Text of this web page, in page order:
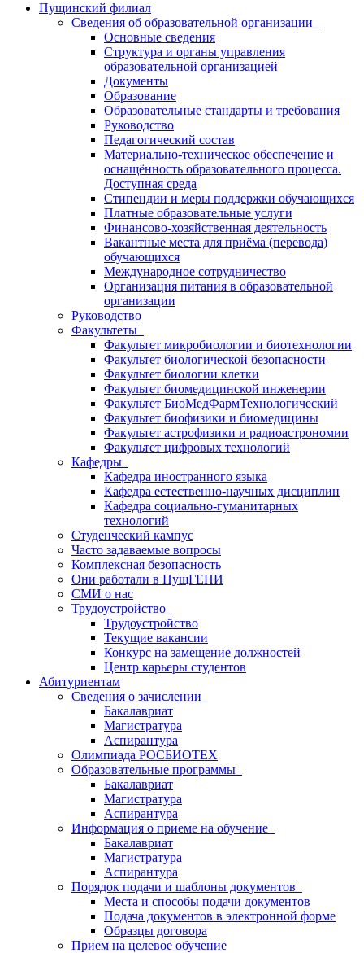
Пущинский филиал
Сведения об образовательной организации
Основные сведения
Структура и органы управления
образовательной организацией
Документы
Образование
Образовательные стандарты и требования
Руководство
Педагогический состав
Материально-техническое обеспечение и
оснащённость образовательного процесса.
Доступная среда
Стипендии и меры поддержки обучающихся
Платные образовательные услуги
Финансово-хозяйственная деятельность
Вакантные места для приёма (перевода)
обучающихся
Международное сотрудничество
Организация питания в образовательной
организации
Руководство
Факультеты
Факультет микробиологии и биотехнологии
Факультет биологической безопасности
Факультет биологии клетки
Факультет биомедицинской инженерии
Факультет БиоМедФармТехнологический
Факультет биофизики и биомедицины
Факультет астрофизики и радиоастрономии
Факультет цифровых технологий
Кафедры
Кафедра иностранного языка
Кафедра естественно-научных дисциплин
Кафедра социально-гуманитарных
технологий
Студенческий кампус
Часто задаваемые вопросы
Комплексная безопасность
Они работали в ПущГЕНИ
СМИ о нас
Трудоустройство
Трудоустройство
Текущие вакансии
Конкурс на замещение должностей
Центр карьеры студентов
Абитуриентам
Сведения о зачислении
Бакалавриат
Магистратура
Аспирантура
Олимпиада РОСБИОТЕХ
Образовательные программы
Бакалавриат
Магистратура
Аспирантура
Информация о приеме на обучение
Бакалавриат
Магистратура
Аспирантура
Порядок подачи и шаблоны документов
Места и способы подачи документов
Подача документов в электронной форме
Образцы договора
Прием на целевое обучение